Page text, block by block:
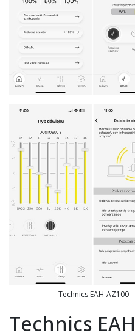
Technics EAH-AZ100
Technics